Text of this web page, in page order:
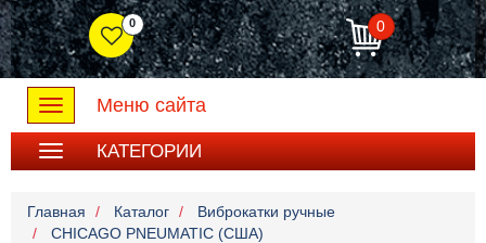
0 0
Toggle
navigation
Меню сайта
КАТЕГОРИИ
Главная Каталог
Виброкатки ручные
CHICAGO PNEUMATIC (США)